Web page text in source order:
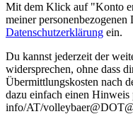
Mit dem Klick auf "Konto
meiner personenbezogenen
Datenschutzerklärung ein.
Du kannst jederzeit der
widersprechen, ohne dass
Übermittlungskosten nach
dazu einfach einen Hinweis
info/AT/